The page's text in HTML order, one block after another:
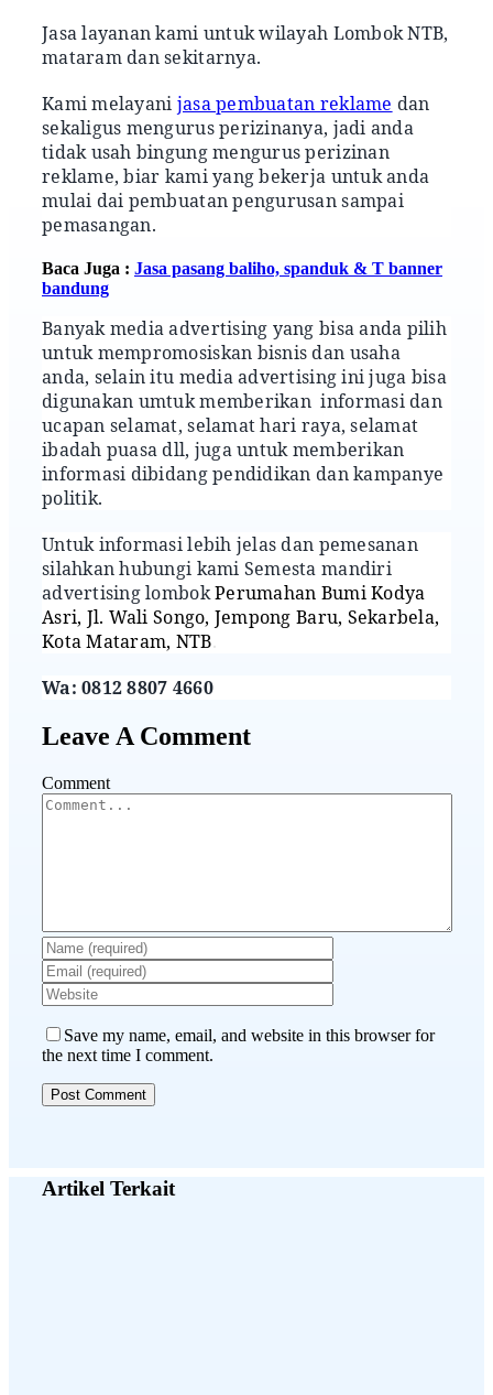
Jasa layanan kami untuk wilayah Lombok NTB,
mataram dan sekitarnya.
Kami melayani jasa pembuatan reklame dan
sekaligus mengurus perizinanya, jadi anda
tidak usah bingung mengurus perizinan
reklame, biar kami yang bekerja untuk anda
mulai dai pembuatan pengurusan sampai
pemasangan.
Baca Juga : Jasa pasang baliho, spanduk & T banner
bandung
Banyak media advertising yang bisa anda pilih
untuk mempromosiskan bisnis dan usaha
anda, selain itu media advertising ini juga bisa
digunakan umtuk memberikan informasi dan
ucapan selamat, selamat hari raya, selamat
ibadah puasa dll, juga untuk memberikan
informasi dibidang pendidikan dan kampanye
politik.
Untuk informasi lebih jelas dan pemesanan
silahkan hubungi kami Semesta mandiri
advertising lombokPerumahan Bumi Kodya
Asri, Jl. Wali Songo, Jempong Baru, Sekarbela,
Kota Mataram, NTB.
Wa: 0812 8807 4660
Leave A Comment
Comment
Save my name, email, and website in this browser for
the next time I comment.
Artikel Terkait